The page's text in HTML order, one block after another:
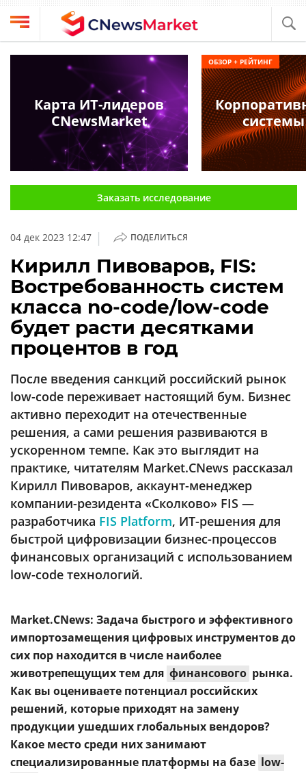
Выбрать
провайдера
Компании
обзоры
О
проекте
CNews
Аналитика
Конференции
ТВ
Об
издании
Реклама
Вакансии
Контакты
Max
Telegram
Дзен
VK
Rutube
CNews
Конференции
Техника
Заказать исследование
04 дек 2023 12:47 | ПОДЕЛИТЬСЯ
Кирилл Пивоваров, FIS:
Востребованность систем
класса no-code/low-code
будет расти десятками
процентов в год
После введения санкций российский рынок
low-code переживает настоящий бум. Бизнес
активно переходит на отечественные
решения, а сами решения развиваются в
ускоренном темпе. Как это выглядит на
практике, читателям Market.CNews рассказал
Кирилл Пивоваров, аккаунт-менеджер
компании-резидента «Сколково» FIS —
разработчика FIS Platform, ИТ-решения для
быстрой цифровизации бизнес-процессов
финансовых организаций с использованием
low-code технологий.
Market.CNews: Задача быстрого и эффективного
импортозамещения цифровых инструментов до
сих пор находится в числе наиболее
животрепещущих тем для финансового рынка.
Как вы оцениваете потенциал российских
решений, которые приходят на замену
продукции ушедших глобальных вендоров?
Какое место среди них занимают
специализированные платформы на базе low-
Карта ИТ-лидеров
CNewsMarket
системы
ОБЗОР + РЕЙТИНГ